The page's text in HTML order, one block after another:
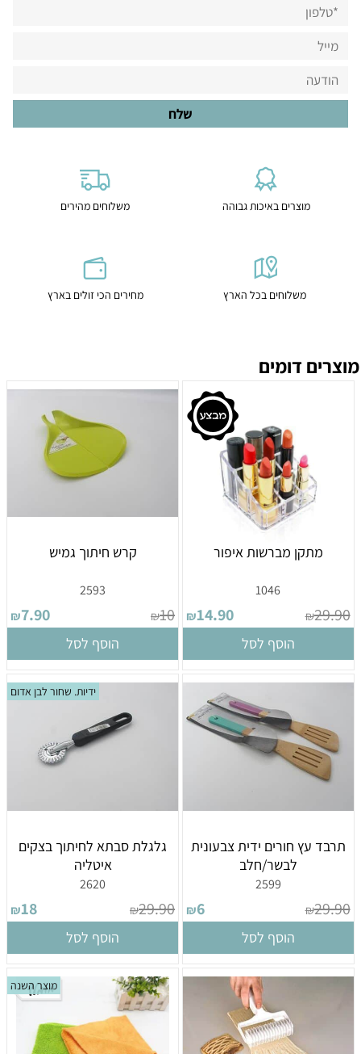
מוצרים באיכות גבוהה משלוחים מהירים
משלוחים בכל הארץ מחירים הכי זולים בארץ
מוצרים דומים
מתקן מברשות איפור
1046
₪29.90
₪14.90
הוסף לסל
קרש חיתוך גמיש
2593
₪10
₪7.90
הוסף לסל
תרבד עץ חורים ידית צבעונית
לבשר/חלב
2599
₪29.90
₪6
הוסף לסל
ידיות. שחור לבן אדום
גלגלת סבתא לחיתוך בצקים
איטליה
2620
₪29.90
₪18
הוסף לסל
מוצר השנה